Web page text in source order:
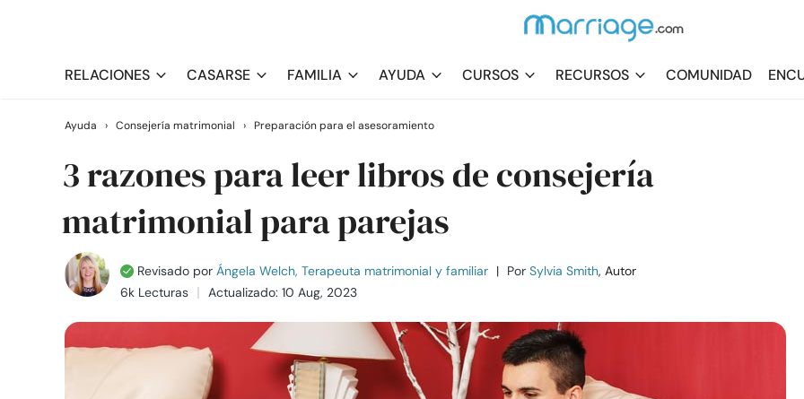
RELACIONES CASARSE FAMILIA AYUDA CURSOS RECURSOS COMUNIDAD
Ayuda › Consejería matrimonial › Preparación para el asesoramiento
3 razones para leer libros de consejería
matrimonial para parejas
Revisado por Ángela Welch, Terapeuta matrimonial y familiar | Por Sylvia Smith, Autor
6k Lecturas
Actualizado: 10 Aug, 2023